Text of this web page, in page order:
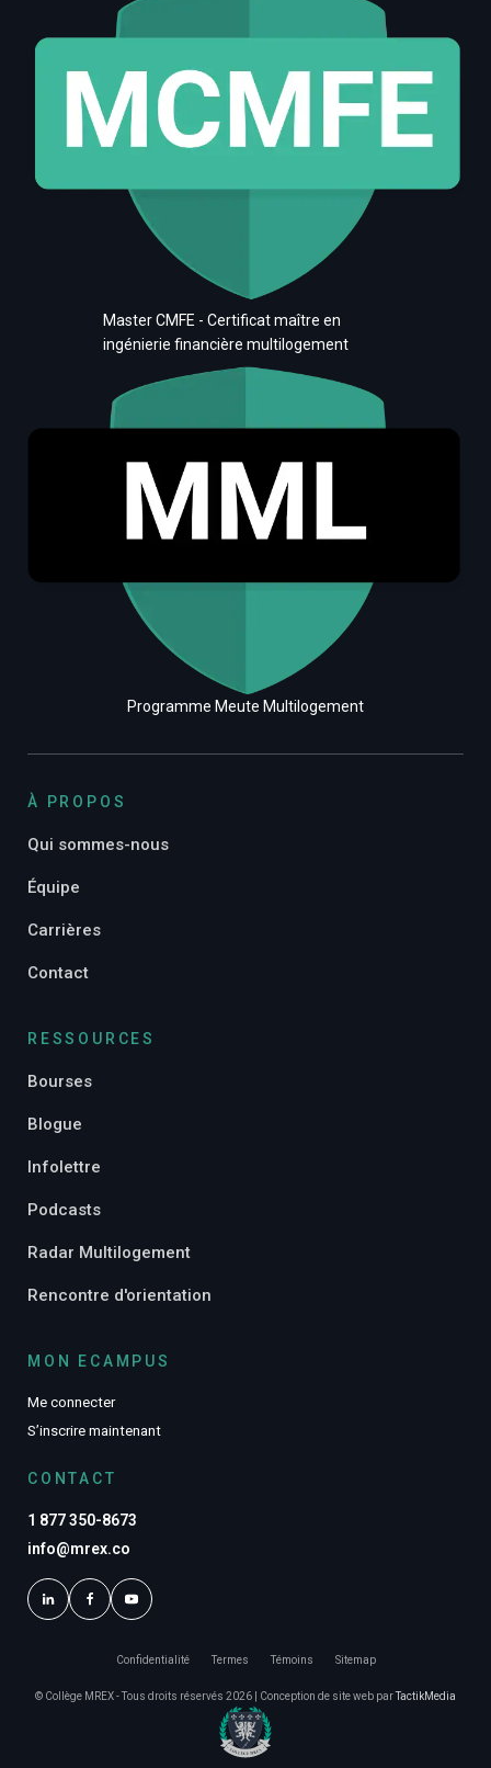
Master CMFE - Certificat maître en
ingénierie financière multilogement
Programme Meute Multilogement
À PROPOS
Qui sommes-nous
Équipe
Carrières
Contact
RESSOURCES
Bourses
Blogue
Infolettre
Podcasts
Radar Multilogement
Rencontre d'orientation
MON ECAMPUS
Me connecter
S’inscrire maintenant
CONTACT
1 877 350-8673
info@mrex.co
© Collège MREX - Tous droits réservés 2026 | Conception de site web parTactikMedia
Confidentialité Termes Témoins Sitemap